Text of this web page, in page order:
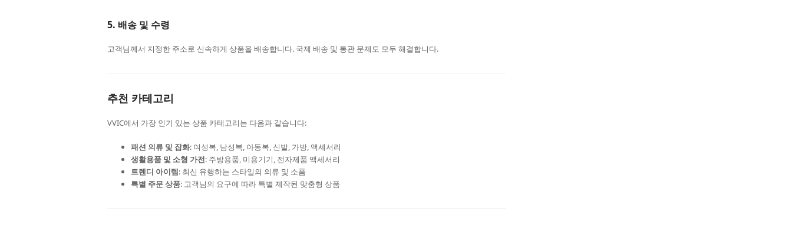
5. 배송 및 수령
고객님께서 지정한 주소로 신속하게 상품을 배송합니다. 국제 배송 및 통관 문제도 모두 해결합니다.
추천 카테고리
VVIC에서 가장 인기 있는 상품 카테고리는 다음과 같습니다:
패션 의류 및 잡화: 여성복, 남성복, 아동복, 신발, 가방, 액세서리
생활용품 및 소형 가전: 주방용품, 미용기기, 전자제품 액세서리
트렌디 아이템: 최신 유행하는 스타일의 의류 및 소품
특별 주문 상품: 고객님의 요구에 따라 특별 제작된 맞춤형 상품